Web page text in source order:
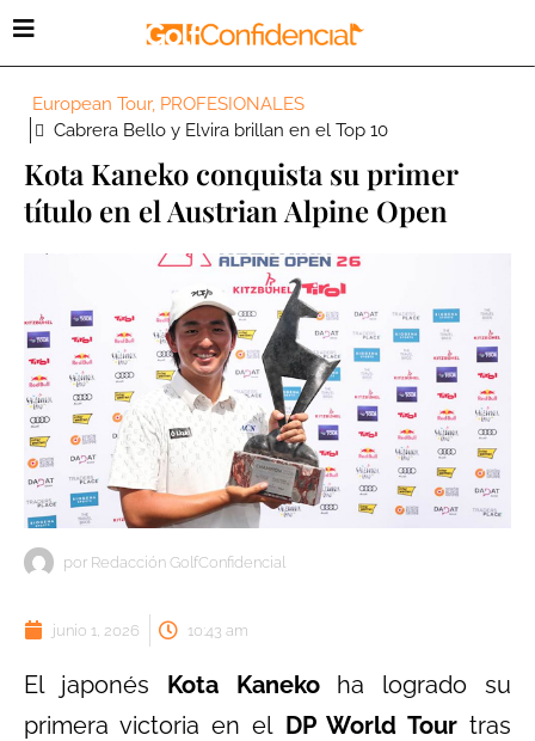
European Tour, PROFESIONALES
Cabrera Bello y Elvira brillan en el Top 10
Kota Kaneko conquista su primer
título en el Austrian Alpine Open
por Redacción GolfConfidencial
junio 1, 2026 10:43 am
El japonés Kota Kanekoha logrado su
primera victoria en elDP World Tourtras